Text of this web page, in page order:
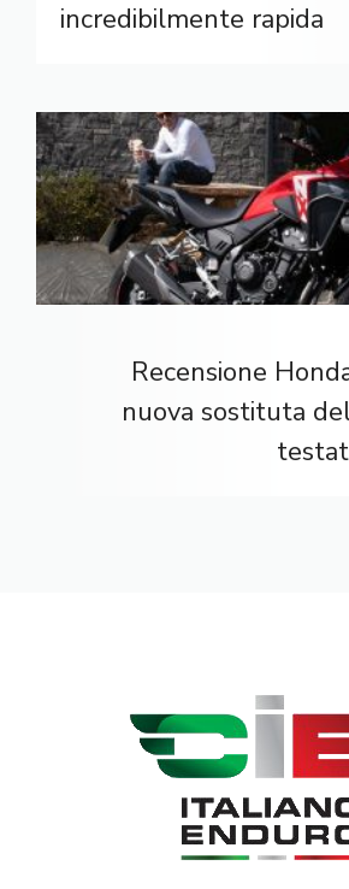
incredibilmente rapida
Recensione
nuova sostituta